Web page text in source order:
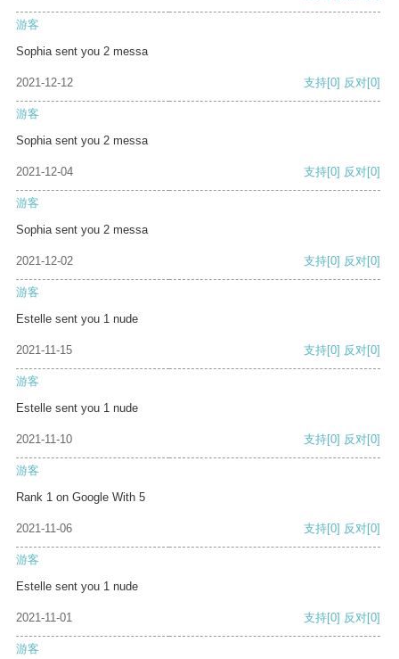
游客
Sophia sent you 2 messa
2021-12-12 支持[0] 反对[0]
游客
Sophia sent you 2 messa
2021-12-04 支持[0] 反对[0]
游客
Sophia sent you 2 messa
2021-12-02 支持[0] 反对[0]
游客
Estelle sent you 1 nude
2021-11-15 支持[0] 反对[0]
游客
Estelle sent you 1 nude
2021-11-10 支持[0] 反对[0]
游客
Rank 1 on Google With 5
2021-11-06 支持[0] 反对[0]
游客
Estelle sent you 1 nude
2021-11-01 支持[0] 反对[0]
游客